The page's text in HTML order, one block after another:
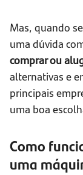
Mas, quando
uma dúvida
comprar ou
alternativas e
principais
uma boa
Como
uma